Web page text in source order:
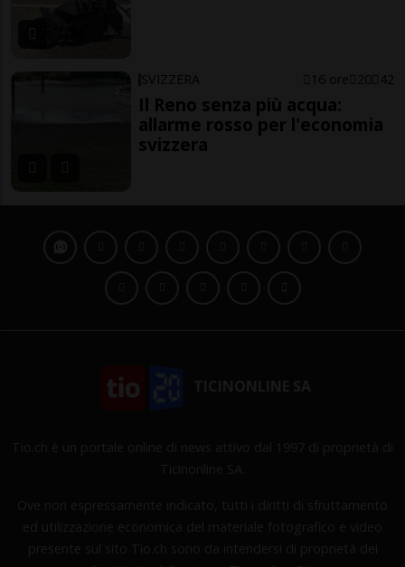
SVIZZERA 16 ore 20 42
Il Reno senza più acqua:
allarme rosso per l'economia
svizzera